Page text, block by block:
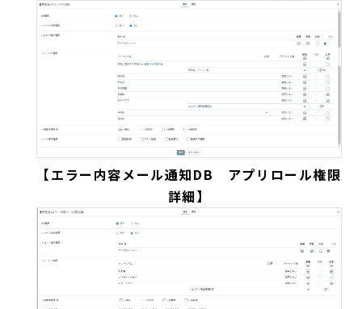
【エラー内容メール通知DB アプリロール権限
詳細】